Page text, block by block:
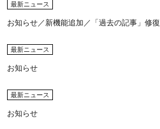
最新ニュース
お知らせ／新機能追加／「過去の記事」修復
最新ニュース
お知らせ
最新ニュース
お知らせ